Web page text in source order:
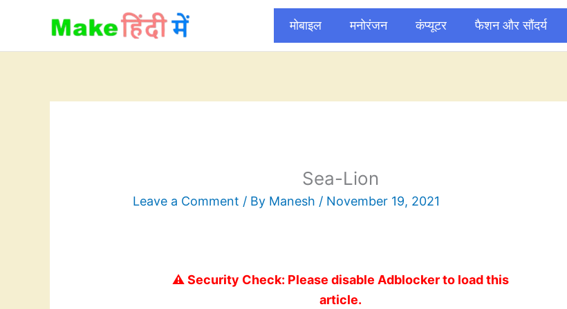
content
मोबाइल मनोरंजन कंप्यूटर फैशन और सौंदर्य
Sea-Lion
Leave a Comment / By Manesh / November 19, 2021
⚠️ Security Check: Please disable Adblocker to load this
article.